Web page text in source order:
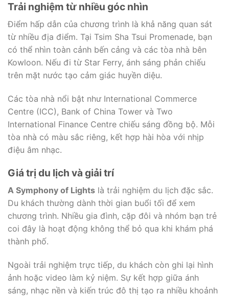
Trải nghiệm từ nhiều góc nhìn
Điểm hấp dẫn của chương trình là khả năng quan sát
từ nhiều địa điểm. Tại Tsim Sha Tsui Promenade, bạn
có thể nhìn toàn cảnh bến cảng và các tòa nhà bên
Kowloon. Nếu đi từ Star Ferry, ánh sáng phản chiếu
trên mặt nước tạo cảm giác huyền diệu.
Các tòa nhà nổi bật như International Commerce
Centre (ICC), Bank of China Tower và Two
International Finance Centre chiếu sáng đồng bộ. Mỗi
tòa nhà có màu sắc riêng, kết hợp hài hòa với nhịp
điệu âm nhạc.
Giá trị du lịch và giải trí
A Symphony of Lights là trải nghiệm du lịch đặc sắc.
Du khách thường dành thời gian buổi tối để xem
chương trình. Nhiều gia đình, cặp đôi và nhóm bạn trẻ
coi đây là hoạt động không thể bỏ qua khi khám phá
thành phố.
Ngoài trải nghiệm trực tiếp, du khách còn ghi lại hình
ảnh hoặc video làm kỷ niệm. Sự kết hợp giữa ánh
sáng, nhạc nền và kiến trúc đô thị tạo ra nhiều khoảnh